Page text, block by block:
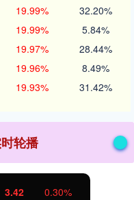
19.99% 32.20%
19.99% 5.84%
19.97% 28.44%
19.96% 8.49%
19.93% 31.42%
轮播
3.42 0.30%